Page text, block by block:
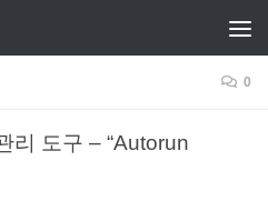
0
리 도구 – “Autorun